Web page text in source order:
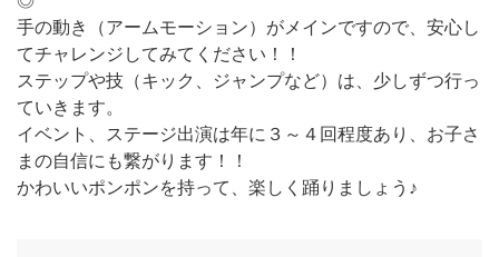
手の動き（アームモーション）がメインですので、安心し
てチャレンジしてみてください！！
ステップや技（キック、ジャンプなど）は、少しずつ行っ
ていきます。
イベント、ステージ出演は年に３～４回程度あり、お子さ
まの自信にも繋がります！！
かわいいポンポンを持って、楽しく踊りましょう♪